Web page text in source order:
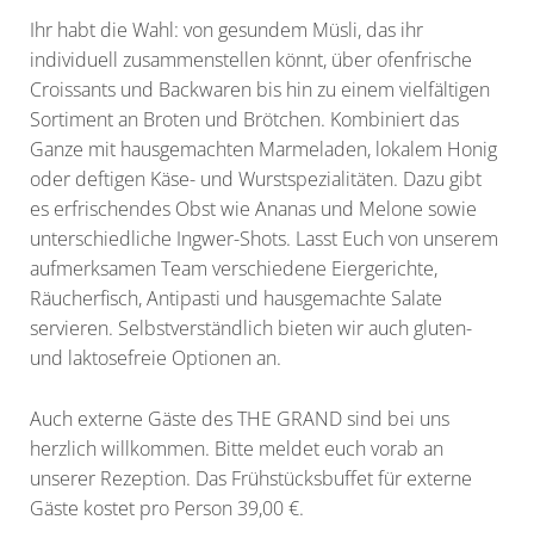
Ihr habt die Wahl: von gesundem Müsli, das ihr
individuell zusammenstellen könnt, über ofenfrische
Croissants und Backwaren bis hin zu einem vielfältigen
Sortiment an Broten und Brötchen. Kombiniert das
Ganze mit hausgemachten Marmeladen, lokalem Honig
oder deftigen Käse- und Wurstspezialitäten. Dazu gibt
es erfrischendes Obst wie Ananas und Melone sowie
unterschiedliche Ingwer-Shots. Lasst Euch von unserem
aufmerksamen Team verschiedene Eiergerichte,
Räucherfisch, Antipasti und hausgemachte Salate
servieren. Selbstverständlich bieten wir auch gluten-
und laktosefreie Optionen an.
Auch externe Gäste des THE GRAND sind bei uns
herzlich willkommen. Bitte meldet euch vorab an
unserer Rezeption. Das Frühstücksbuffet für externe
Gäste kostet pro Person 39,00 €.